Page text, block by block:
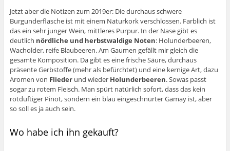
Jetzt aber die Notizen zum 2019er: Die durchaus schwere
Burgunderflasche ist mit einem Naturkork verschlossen. Farblich ist
das ein sehr junger Wein, mittleres Purpur. In der Nase gibt es
deutlich nördliche und herbstwaldige Noten: Holunderbeeren,
Wacholder, reife Blaubeeren. Am Gaumen gefällt mir gleich die
gesamte Komposition. Da gibt es eine frische Säure, durchaus
präsente Gerbstoffe (mehr als befürchtet) und eine kernige Art, dazu
Aromen von Fliederund wieder Holunderbeeren. Sowas passt
sogar zu rotem Fleisch. Man spürt natürlich sofort, dass das kein
rotduftiger Pinot, sondern ein blau eingeschnürter Gamay ist, aber
so soll es ja auch sein.
Wo habe ich ihn gekauft?